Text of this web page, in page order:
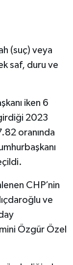
(suç) veya
saf, duru ve
iken 6
2023
oranında
CHP’nin
ve
Özgür Özel